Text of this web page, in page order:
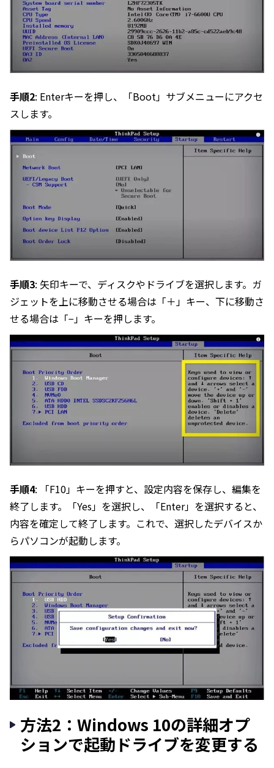
手順2: Enterキーを押し、「Boot」サブメニューにアクセ
スします。
手順3: 矢印キーで、ディスクやドライブを選択します。ガ
ジェットを上に移動させる場合は「＋」キー、下に移動さ
せる場合は「−」キーを押します。
手順4: 「F10」キーを押すと、設定内容を保存し、編集を
終了します。「Yes」を選択し、「Enter」を選択すると、
内容を確定して終了します。これで、選択したデバイスか
らパソコンが起動します。
方法2：Windows 10の詳細オプ
ションで起動ドライブを変更する